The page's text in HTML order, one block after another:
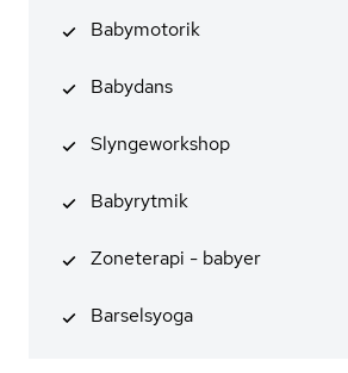
Babymotorik
Babydans
Slyngeworkshop
Babyrytmik
Zoneterapi - babyer
Barselsyoga